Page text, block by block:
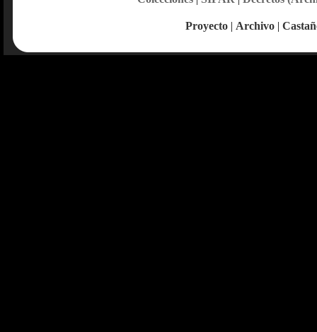
Proyecto | Archivo |